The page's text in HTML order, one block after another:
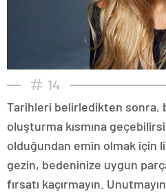
14
Tarihleri belirledikten sonra,
oluşturma kısmına
olduğundan emin olmak için
gezin, bedeninize uygun
fırsatı kaçırmayın.